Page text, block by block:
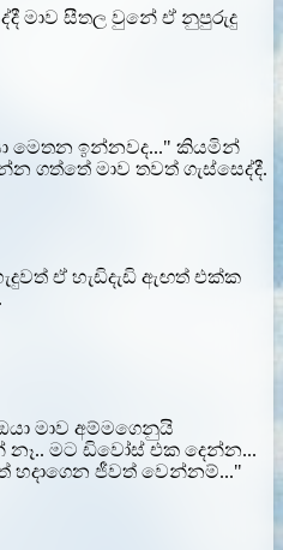
මාව සීතල වුනේ ඒ නුපුරුදු
මෙතන ඉන්නවද..." කියමින්
ගත්තේ මාව තවත් ගැස්සෙද්දී.
ඒ හැඩිදැඩි ඇඟත් එක්ක
මාව අම්මගෙනුයි
මට ඩිවෝස් එක දෙන්න...
ජීවත් වෙන්නම්..."